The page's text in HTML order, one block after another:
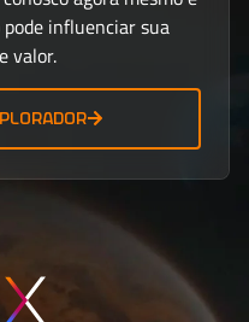
influenciar sua
valor.